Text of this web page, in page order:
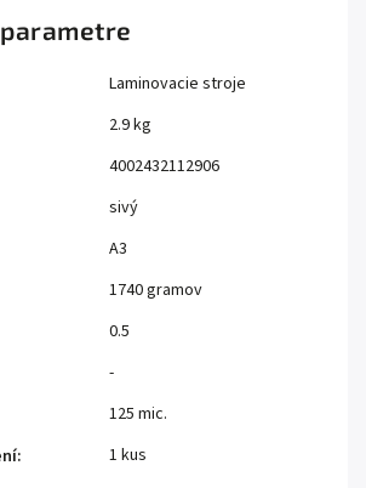
Laminovacie stroje
2.9 kg
4002432112906
sivý
A3
1740 gramov
0.5
-
125 mic.
:
1 kus